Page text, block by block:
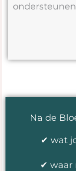
ondersteunen
Na de
✔ wat
✔ waar